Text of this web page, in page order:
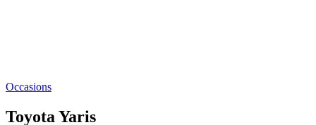
Occasions
Toyota Yaris